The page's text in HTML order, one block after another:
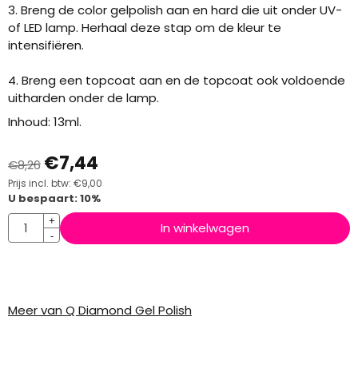
3. Breng de color gelpolish aan en hard die uit onder UV-
of LED lamp. Herhaal deze stap om de kleur te
intensifiëren.
4. Breng een topcoat aan en de topcoat ook voldoende
uitharden onder de lamp.
Inhoud: 13ml.
€8,26 €7,44
Prijs incl. btw: €9,00
U bespaart:10%
Aantal
+
-
In winkelwagen
Meer van Q Diamond Gel Polish